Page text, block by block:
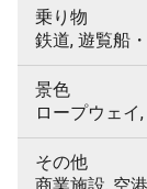
乗り物
鉄道, 遊覧船
景色
ロープウェイ
その他